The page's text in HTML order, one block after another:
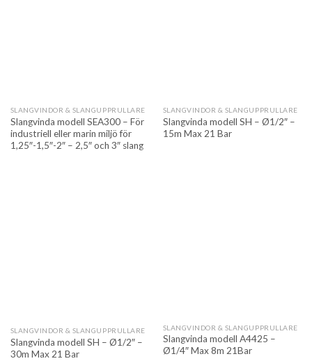
SLANGVINDOR & SLANGUPPRULLARE
Slangvinda modell SEA300 – För
industriell eller marin miljö för
1,25″-1,5″-2″ – 2,5″ och 3″ slang
SLANGVINDOR & SLANGUPPRULLARE
Slangvinda modell SH – Ø1/2″ –
15m Max 21 Bar
SLANGVINDOR & SLANGUPPRULLARE
Slangvinda modell SH – Ø1/2″ –
30m Max 21 Bar
SLANGVINDOR & SLANGUPPRULLARE
Slangvinda modell A4425 –
Ø1/4″ Max 8m 21Bar